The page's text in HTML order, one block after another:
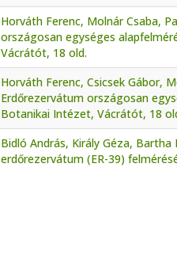
Horváth Ferenc, Molnár Csaba,
országosan egységes
Vácrátót, 18 old.
Horváth Ferenc, Csicsek Gábor,
Erdőrezervátum országosan
Botanikai Intézet, Vácrátót, 18
Bidló András, Király Géza,
erdőrezervátum (ER-39)